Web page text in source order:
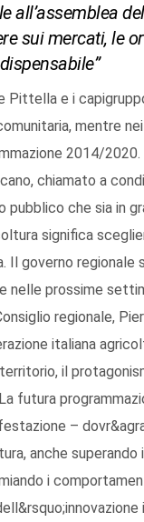
all’assemblea
sui mercati, le
e i
mentre
2014/
chiamato a
pubblico che sia in
significa
Il governo
nelle prossime
regionale,
italiana
il
futura
–
anche
i